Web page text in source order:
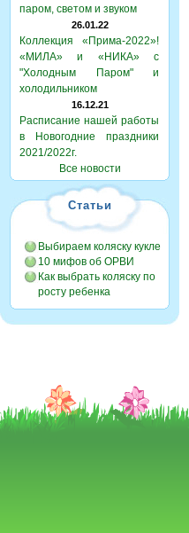
паром, светом и звуком
26.01.22
Коллекция «Прима-2022»!
«МИЛА» и «НИКА» с
"Холодным Паром" и
холодильником
16.12.21
Расписание нашей работы
в Новогодние праздники
2021/2022г.
Все новости
Статьи
Выбираем коляску кукле
10 мифов об ОРВИ
Как выбрать коляску по
росту ребенка